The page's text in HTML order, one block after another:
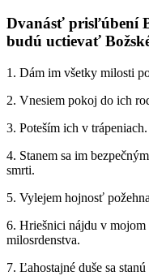
Dvanásť prisľúbení
budú uctievať
1. Dám im všetky milosti
2. Vnesiem pokoj do ich
3. Poteším ich v trápeniach.
4. Stanem sa im
smrti.
5. Vylejem hojnosť
6. Hriešnici nájdu v mojom
milosrdenstva.
7. Ľahostajné duše sa